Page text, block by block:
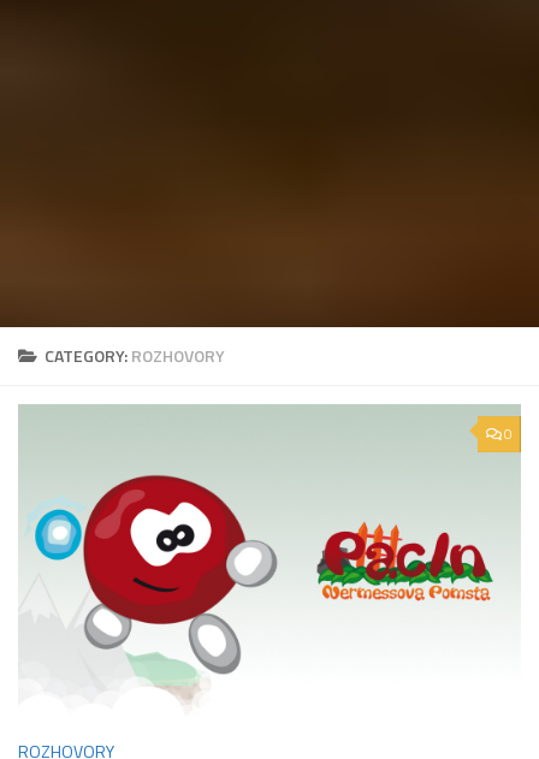
CATEGORY:ROZHOVORY
0
ROZHOVORY